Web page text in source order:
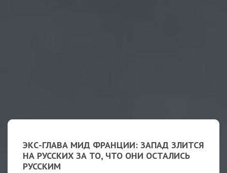
ЭКС-ГЛАВА МИД ФРАНЦИИ: ЗАПАД ЗЛИТСЯ
НА РУССКИХ ЗА ТО, ЧТО ОНИ ОСТАЛИСЬ
РУССКИМ